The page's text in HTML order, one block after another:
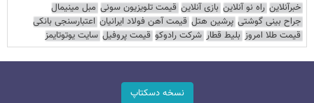
خبرآنلاین راه نو آنلاین بازی آنلاین قیمت تلویزیون سونی مبل مینیمال
جراح بینی گوشتی پرشین هتل قیمت آهن فولاد ایرانیان اعتبارسنجی بانکی
قیمت طلا امروز بلیط قطار شرکت رادوکو قیمت پروفیل سایت یوتوتایمز
نسخه دسکتاپ